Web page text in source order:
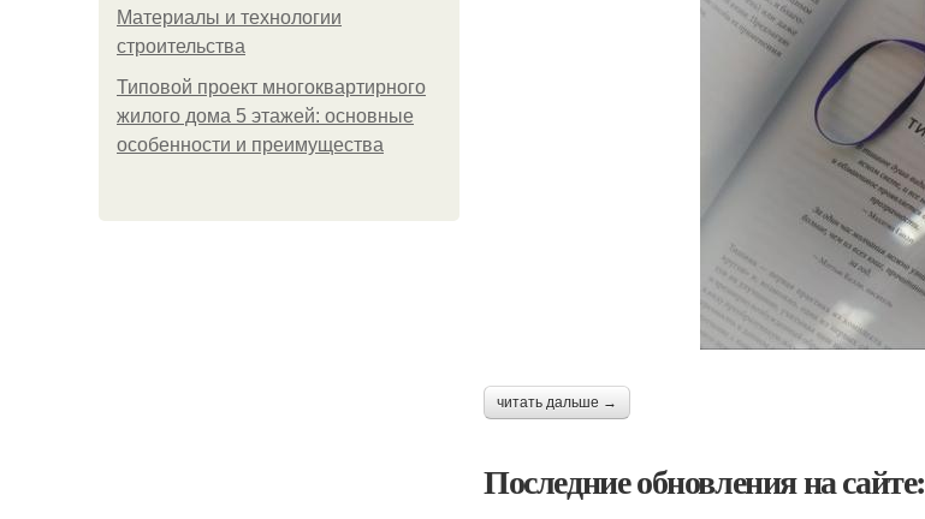
Материалы и технологии
строительства
Типовой проект многоквартирного
жилого дома 5 этажей: основные
особенности и преимущества
читать дальше →
Последние обновления на сайте: